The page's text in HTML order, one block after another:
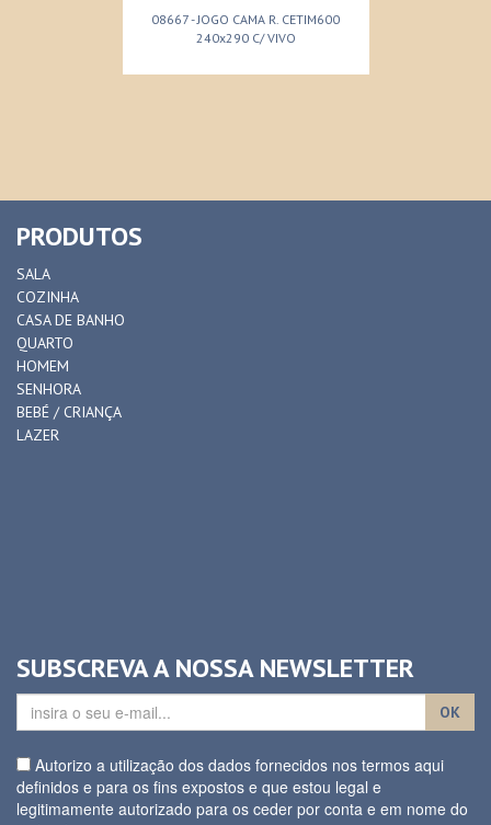
08667 - JOGO CAMA R. CETIM600
240x290 C/ VIVO
PRODUTOS
SALA
COZINHA
CASA DE BANHO
QUARTO
HOMEM
SENHORA
BEBÉ / CRIANÇA
LAZER
SUBSCREVA A NOSSA NEWSLETTER
OK
Autorizo a utilização dos dados fornecidos nos termos aqui
definidos e para os fins expostos e que estou legal e
legitimamente autorizado para os ceder por conta e em nome do